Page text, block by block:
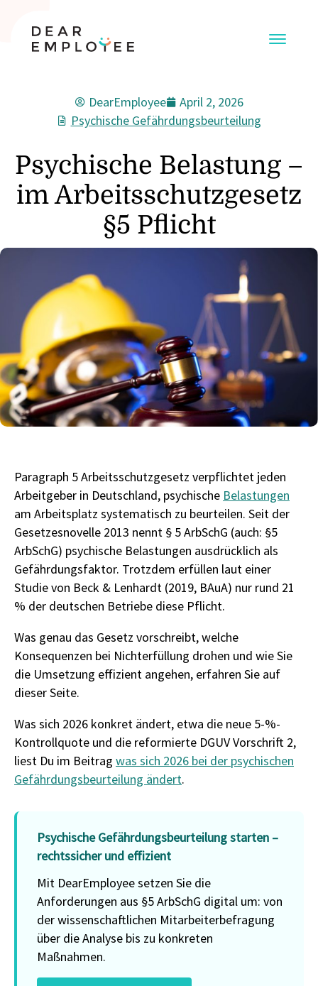
DearEmployee
April 2, 2026
Psychische Gefährdungsbeurteilung
Psychische Belastung –
im Arbeitsschutzgesetz
§5 Pflicht
Paragraph 5 Arbeitsschutzgesetz verpflichtet jeden
Arbeitgeber in Deutschland, psychische Belastungen
am Arbeitsplatz systematisch zu beurteilen. Seit der
Gesetzesnovelle 2013 nennt § 5 ArbSchG (auch: §5
ArbSchG) psychische Belastungen ausdrücklich als
Gefährdungsfaktor. Trotzdem erfüllen laut einer
Studie von Beck & Lenhardt (2019, BAuA) nur rund 21
% der deutschen Betriebe diese Pflicht.
Was genau das Gesetz vorschreibt, welche
Konsequenzen bei Nichterfüllung drohen und wie Sie
die Umsetzung effizient angehen, erfahren Sie auf
dieser Seite.
Was sich 2026 konkret ändert, etwa die neue 5-%-
Kontrollquote und die reformierte DGUV Vorschrift 2,
liest Du im Beitrag was sich 2026 bei der psychischen
Gefährdungsbeurteilung ändert.
Psychische Gefährdungsbeurteilung starten –
rechtssicher und effizient
Mit DearEmployee setzen Sie die
Anforderungen aus §5 ArbSchG digital um: von
der wissenschaftlichen Mitarbeiterbefragung
über die Analyse bis zu konkreten
Maßnahmen.